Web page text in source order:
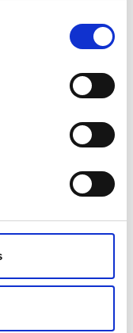
minnen till liv i
mängder av
och
man till Hjo
eller en kur
den tidens